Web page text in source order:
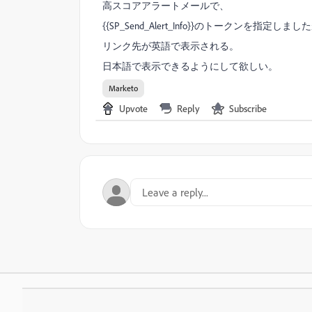
高スコアアラートメールで、
{{SP_Send_Alert_Info}}のトークンを指定しまし
リンク先が英語で表示される。
日本語で表示できるようにして欲しい。
Marketo
Upvote Reply Subscribe